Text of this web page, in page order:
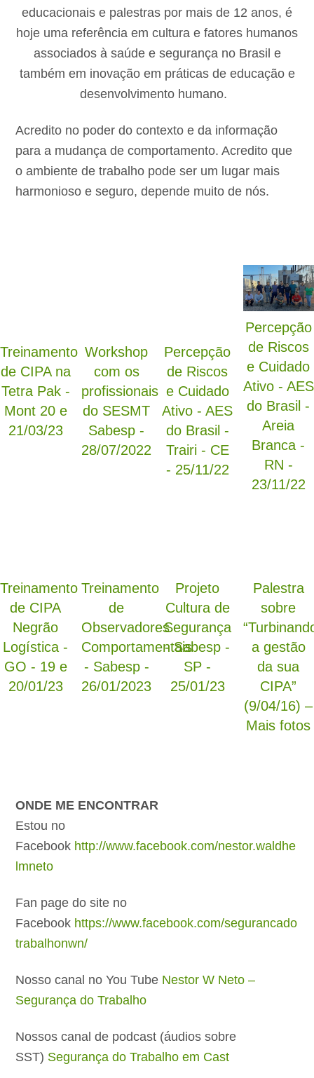
educacionais e palestras por mais de 12 anos, é
hoje uma referência em cultura e fatores humanos
associados à saúde e segurança no Brasil e
também em inovação em práticas de educação e
desenvolvimento humano.
Acredito no poder do contexto e da informação
para a mudança de comportamento. Acredito que
o ambiente de trabalho pode ser um lugar mais
harmonioso e seguro, depende muito de nós.
Treinamento
de CIPA na
Tetra Pak -
Mont 20 e
21/03/23
Workshop
com os
profissionais
do SESMT
Sabesp -
28/07/2022
Percepção
de Riscos
e Cuidado
Ativo - AES
do Brasil -
Trairi - CE
- 25/11/22
Percepção
de Riscos
e Cuidado
Ativo - AES
do Brasil -
Areia
Branca -
RN -
23/11/22
Treinamento
de CIPA
Negrão
Logística -
GO - 19 e
20/01/23
Treinamento
de
Observadores
Comportamentais
- Sabesp -
26/01/2023
Projeto
Cultura de
Segurança
- Sabesp -
SP -
25/01/23
Palestra
sobre
a gestão
da sua
CIPA”
(9/04/16) –
Mais fotos
ONDE ME ENCONTRAR
Estou no
Facebook http://www.facebook.com/nestor.waldhe
lmneto
Fan page do site no
Facebook https://www.facebook.com/segurancado
trabalhonwn/
Nosso canal no You Tube Nestor W Neto –
Segurança do Trabalho
Nossos canal de podcast (áudios sobre
SST) Segurança do Trabalho em Cast